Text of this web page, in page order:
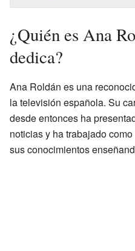
¿Quién es Ana
dedica?
Ana Roldán es una
la televisión española. Su
desde entonces ha
noticias y ha trabajado
sus conocimientos